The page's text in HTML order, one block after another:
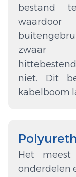
bestand
zwaar
niet. Dit
kabelboom
Het meest
onderdelen